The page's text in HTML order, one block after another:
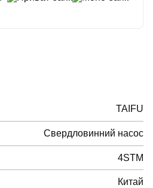
TAIFU
Свердловинний насос
4STM
Китай